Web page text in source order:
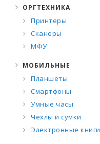
ОРГТЕХНИКА
Принтеры
Сканеры
МФУ
МОБИЛЬНЫЕ
Планшеты
Смартфоны
Умные часы
Чехлы и сумки
Электронные книги